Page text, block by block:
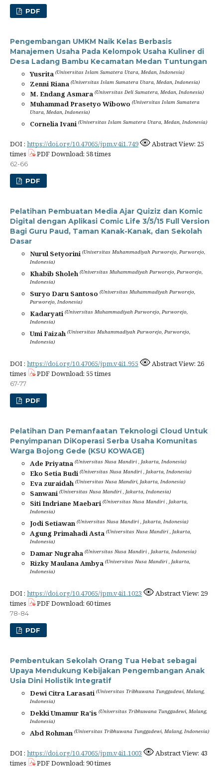
PDF
Pengembangan UMKM Naik Kelas Berbasis
Manajemen Usaha Pada Kelompok Usaha Kuliner di
Desa Ladang Bambu Kecamatan Medan Tuntungan
Yusrita (Universitas Islam Sumatera Utara, Medan, Indonesia)
Zenni Riana (Universitas Islam Sumatera Utara, Medan, Indonesia)
M. Endang Asmara (Universitas Deli Sumatera, Medan, Indonesia)
Muhammad Prasetyo Wibowo (Universitas Islam Sumatera
Utara, Medan, Indonesia)
Cornelia Ivani (Universitas Islam Sumatera Utara, Medan, Indonesia)
DOI : https://doi.org/10.47065/jpm.v4i1.749
Abstract View: 25
times
PDF Download: 58 times
62-66
PDF
Pelatihan Pembuatan Media Ajar Quiziz dan Komic
Digital dengan Aplikasi Comic Life 3/5/15 Full Version
Bagi Guru Paud, Taman Kanak-Kanak, dan Sekolah
Dasar
Nurul Setyorini (Universitas Muhammadiyah Purworejo, Purworejo,
Indonesia)
Khabib Sholeh (Universitas Muhammadiyah Purworejo, Purworejo,
Indonesia)
Suryo Daru Santoso (Universitas Muhammadiyah Purworejo,
Purworejo, Indonesia)
Kadaryati (Universitas Muhammadiyah Purworejo, Purworejo,
Indonesia)
Umi Faizah (Universitas Muhammadiyah Purworejo, Purworejo,
Indonesia)
DOI : https://doi.org/10.47065/jpm.v4i1.955
Abstract View: 26
times
PDF Download: 55 times
67-77
PDF
Pelatihan Dan Pemanfaatan Teknologi Cloud Untuk
Penyimpanan DiKoperasi Serba Usaha Komunitas
Warga Bojong Gede (KSU KOWAGE)
Ade Priyatna (Universitas Nusa Mandiri , Jakarta, Indonesia)
Eko Setia Budi (Universitas Nusa Mandiri , Jakarta, Indonesia)
Eva zuraidah (Universitas Nusa Mandiri, Jakarta, Indonesia)
Sanwani (Universitas Nusa Mandiri , Jakarta, Indonesia)
Siti Indriane Maebari (Universitas Nusa Mandiri , Jakarta,
Indonesia)
Jodi Setiawan (Universitas Nusa Mandiri , Jakarta, Indonesia)
Agung Primahadi Asta (Universitas Nusa Mandiri , Jakarta,
Indonesia)
Damar Nugraha (Universitas Nusa Mandiri , Jakarta, Indonesia)
Rizky Maulana Ambya (Universitas Nusa Mandiri , Jakarta,
Indonesia)
DOI : https://doi.org/10.47065/jpm.v4i1.1023
Abstract View: 29
times
PDF Download: 60 times
78-84
PDF
Pembentukan Sekolah Orang Tua Hebat sebagai
Upaya Mendukung Kebijakan Pengembangan Anak
Usia Dini Holistik Integratif
Dewi Citra Larasati (Universitas Tribhuwana Tunggadewi, Malang,
Indonesia)
Dekki Umamur Ra’is (Universitas Tribhuwana Tunggadewi, Malang,
Indonesia)
Abd Rohman (Universitas Tribhuwana Tunggadewi, Malang, Indonesia)
DOI : https://doi.org/10.47065/jpm.v4i1.1003
Abstract View: 43
times
PDF Download: 90 times